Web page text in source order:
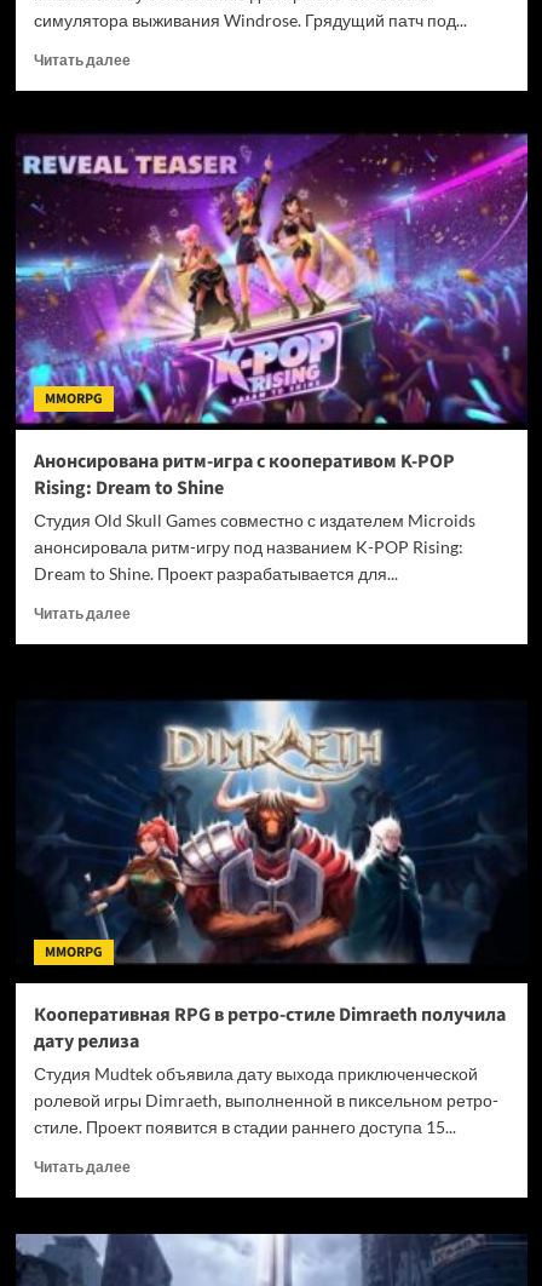
симулятора выживания Windrose. Грядущий патч под...
Читать далееПрочитать
Windrose
рассказали
о
первом
контентном
обновлении
с
новым
биомом
MMORPG
Анонсирована ритм-игра с кооперативом K-POP
Rising: Dream to Shine
Студия Old Skull Games совместно с издателем Microids
анонсировала ритм-игру под названием K-POP Rising:
Dream to Shine. Проект разрабатывается для...
Читать далееПрочитать
ритм-
кооперативом
POP
Rising:
Dream
to
Shine
MMORPG
Кооперативная RPG в ретро-стиле Dimraeth получила
дату релиза
Студия Mudtek объявила дату выхода приключенческой
ролевой игры Dimraeth, выполненной в пиксельном ретро-
стиле. Проект появится в стадии раннего доступа 15...
Читать далееПрочитать
Кооперативная
RPG